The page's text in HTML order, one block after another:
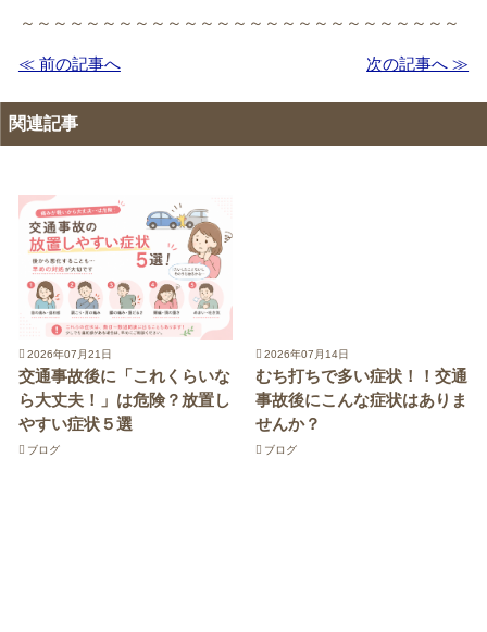
～～～～～～～～～～～～～～～～～～～～～～～～～～～
≪ 前の記事へ 次の記事へ ≫
関連記事
2026年07月21日
交通事故後に「これくらいな
ら大丈夫！」は危険？放置し
やすい症状５選
ブログ
2026年07月14日
むち打ちで多い症状！！交通
事故後にこんな症状はありま
せんか？
ブログ